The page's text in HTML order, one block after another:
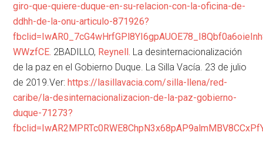
giro-que-quiere-duque-en-su-relacion-con-la-oficina-de-
ddhh-de-la-onu-articulo-871926?
WWzfCE. 2BADILLO, Reynell. La desinternacionalización
de la paz en el Gobierno Duque. La Silla Vacía. 23 de julio
de 2019.Ver:https://lasillavacia.com/silla-llena/red-
caribe/la-desinternacionalizacion-de-la-paz-gobierno-
duque-71273?